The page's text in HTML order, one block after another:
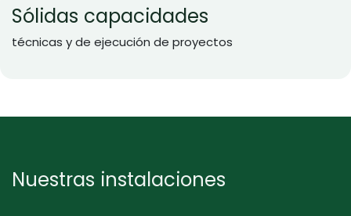
Sólidas capacidades
técnicas y de ejecución de proyectos
Nuestras instalaciones